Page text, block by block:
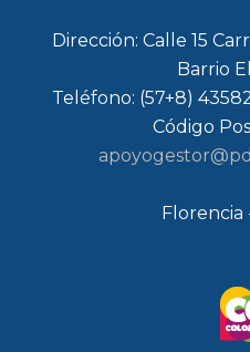
Dirección: Calle 15
Barrio
Teléfono: (57+8)
Código
Florencia